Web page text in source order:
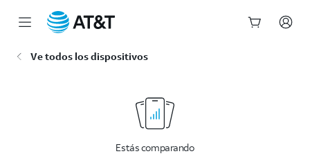
Ve todos los dispositivos
Estás comparando